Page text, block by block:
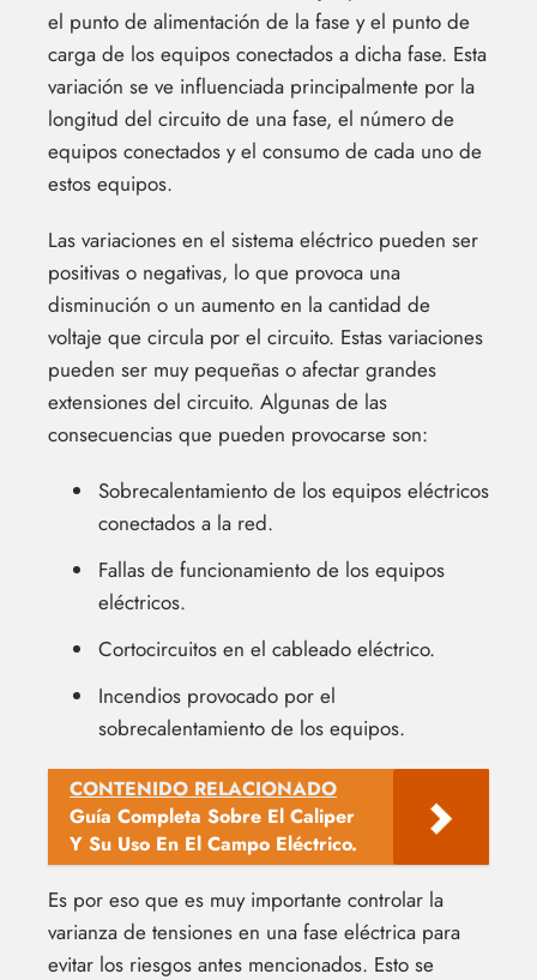
el punto de alimentación de la fase y el punto de
carga de los equipos conectados a dicha fase. Esta
variación se ve influenciada principalmente por la
longitud del circuito de una fase, el número de
equipos conectados y el consumo de cada uno de
estos equipos.
Las variaciones en el sistema eléctrico pueden ser
positivas o negativas, lo que provoca una
disminución o un aumento en la cantidad de
voltaje que circula por el circuito. Estas variaciones
pueden ser muy pequeñas o afectar grandes
extensiones del circuito. Algunas de las
consecuencias que pueden provocarse son:
Sobrecalentamiento de los equipos eléctricos
conectados a la red.
Fallas de funcionamiento de los equipos
eléctricos.
Cortocircuitos en el cableado eléctrico.
Incendios provocado por el
sobrecalentamiento de los equipos.
CONTENIDO RELACIONADO
Guía Completa Sobre El Caliper
Y Su Uso En El Campo Eléctrico.
Es por eso que es muy importante controlar la
varianza de tensiones en una fase eléctrica para
evitar los riesgos antes mencionados. Esto se